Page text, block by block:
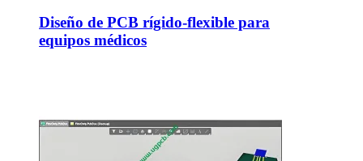
Diseño de PCB rígido-flexible para
equipos médicos